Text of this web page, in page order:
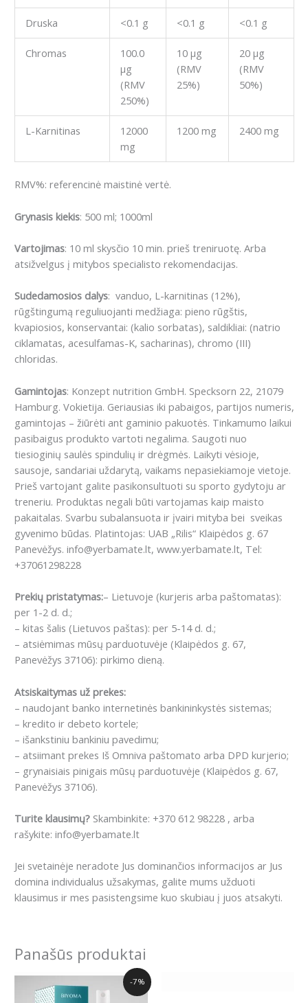
Druska <0.1 g <0.1 g <0.1 g
Chromas
100.0
µg
(RMV
250%)
10 µg
(RMV
25%)
20 µg
(RMV
50%)
L-Karnitinas
12000
mg
1200 mg 2400 mg
RMV%: referencinė maistinė vertė.
Grynasis kiekis: 500 ml; 1000ml
Vartojimas: 10 ml skysčio 10 min. prieš treniruotę. Arba
atsižvelgus į mitybos specialisto rekomendacijas.
Sudedamosios dalys: vanduo, L-karnitinas (12%),
rūgštingumą reguliuojanti medžiaga: pieno rūgštis,
kvapiosios, konservantai: (kalio sorbatas), saldikliai: (natrio
ciklamatas, acesulfamas-K, sacharinas), chromo (III)
chloridas.
Gamintojas: Konzept nutrition GmbH. Specksorn 22, 21079
Hamburg. Vokietija. Geriausias iki pabaigos, partijos numeris,
gamintojas – žiūrėti ant gaminio pakuotės. Tinkamumo laikui
pasibaigus produkto vartoti negalima. Saugoti nuo
tiesioginių saulės spindulių ir drėgmės. Laikyti vėsioje,
sausoje, sandariai uždarytą, vaikams nepasiekiamoje vietoje.
Prieš vartojant galite pasikonsultuoti su sporto gydytoju ar
treneriu. Produktas negali būti vartojamas kaip maisto
pakaitalas. Svarbu subalansuota ir įvairi mityba bei sveikas
gyvenimo būdas. Platintojas: UAB „Rilis“ Klaipėdos g. 67
Panevėžys. info@yerbamate.lt, www.yerbamate.lt, Tel:
+37061298228
Prekių pristatymas:– Lietuvoje (kurjeris arba paštomatas):
per 1-2 d. d.;
– kitas šalis (Lietuvos paštas): per 5-14 d. d.;
– atsiėmimas mūsų parduotuvėje (Klaipėdos g. 67,
Panevėžys 37106): pirkimo dieną.
Atsiskaitymas už prekes:
– naudojant banko internetinės bankininkystės sistemas;
– kredito ir debeto kortele;
– išankstiniu bankiniu pavedimu;
– atsiimant prekes Iš Omniva paštomato arba DPD kurjerio;
– grynaisiais pinigais mūsų parduotuvėje (Klaipėdos g. 67,
Panevėžys 37106).
Turite klausimų? Skambinkite: +370 612 98228 , arba
rašykite: info@yerbamate.lt
Jei svetainėje neradote Jus dominančios informacijos ar Jus
domina individualus užsakymas, galite mums užduoti
klausimus ir mes pasistengsime kuo skubiau į juos atsakyti.
Panašūs produktai
-7%
Original
price
Current
price